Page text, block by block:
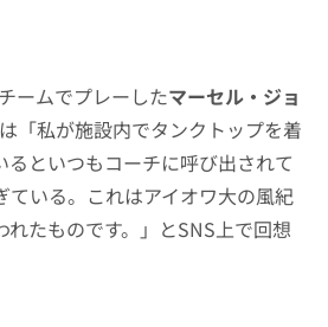
ームでプレーしたマーセル・ジョ
「私が施設内でタンクトップを着
るといつもコーチに呼び出されて
ている。これはアイオワ大の風紀
れたものです。」とSNS上で回想